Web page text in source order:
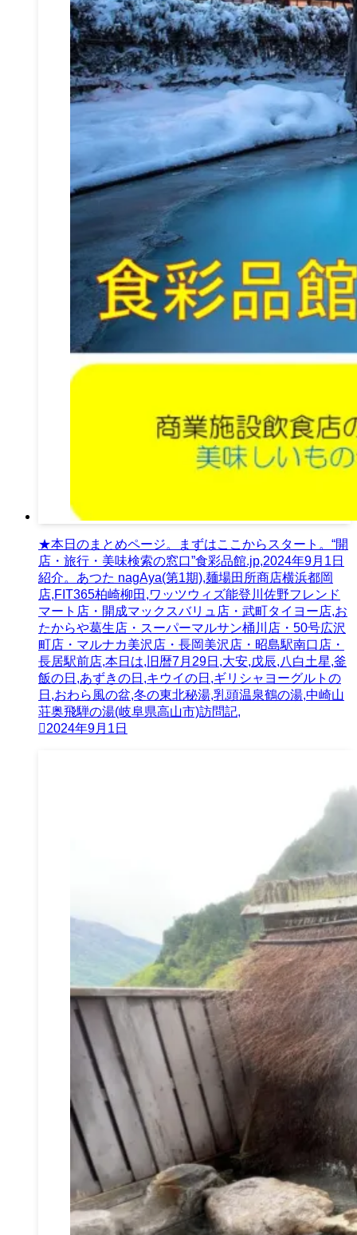
★本日のまとめページ。まずはここからスタート。“開
店・旅行・美味検索の窓口”食彩品館.jp,2024年9月1日
紹介。あつた nagAya(第1期),麺場田所商店横浜都岡
店,FIT365柏崎柳田,ワッツウィズ能登川佐野フレンド
マート店・開成マックスバリュ店・武町タイヨー店,お
たからや葛生店・スーパーマルサン桶川店・50号広沢
町店・マルナカ美沢店・長岡美沢店・昭島駅南口店・
長居駅前店,本日は,旧暦7月29日,大安,戊辰,八白土星,釜
飯の日,あずきの日,キウイの日,ギリシャヨーグルトの
日,おわら風の盆,冬の東北秘湯,乳頭温泉鶴の湯,中崎山
荘奥飛騨の湯(岐阜県高山市)訪問記,
2024年9月1日